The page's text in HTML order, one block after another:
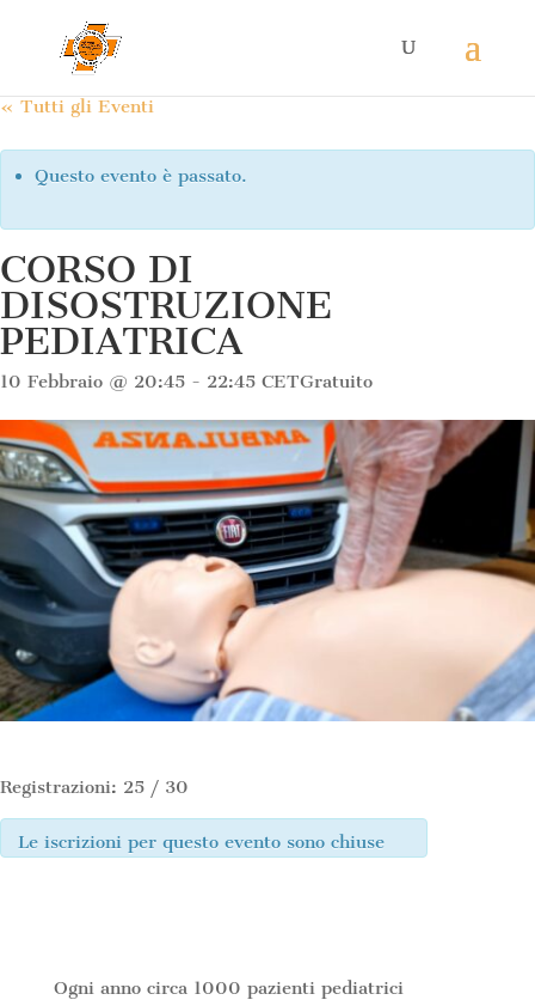
« Tutti gli Eventi
Questo evento è passato.
CORSO DI
DISOSTRUZIONE
PEDIATRICA
10 Febbraio @ 20:45 - 22:45 CETGratuito
Registrazioni: 25 / 30
Le iscrizioni per questo evento sono chiuse
Ogni anno circa 1000 pazienti pediatrici